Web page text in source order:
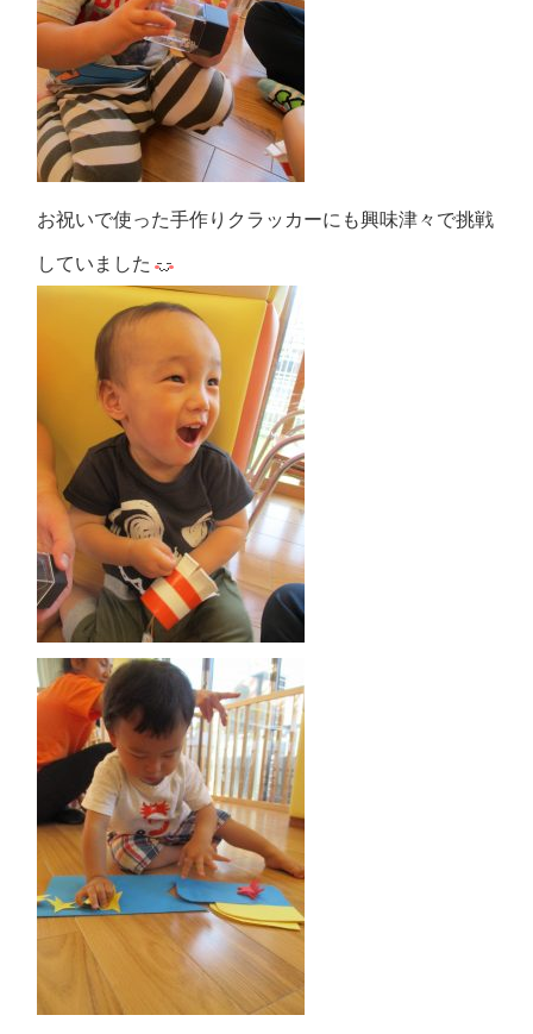
お祝いで使った手作りクラッカーにも興味津々で挑戦
していました